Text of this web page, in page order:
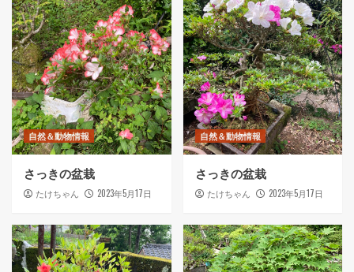
自然＆動物情報
さっきの盆栽
たけちゃん 2023年5月17日
自然＆動物情報
さっきの盆栽
たけちゃん 2023年5月17日